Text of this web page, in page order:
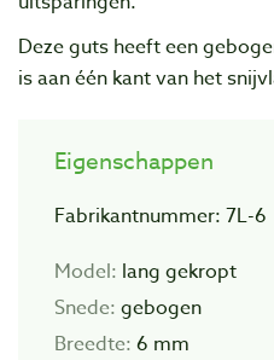
Deze guts heeft een
is aan één kant van het
Eigenschappen
Fabrikantnummer: 7L-6
Model: lang gekropt
Snede: gebogen
Breedte: 6 mm